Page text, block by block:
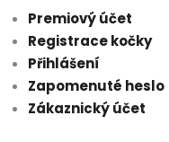
Premiový účet
Registrace kočky
Přihlášení
Zapomenuté heslo
Zákaznický účet